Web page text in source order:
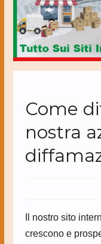
Come
nostra
Il nostro sito
crescono e